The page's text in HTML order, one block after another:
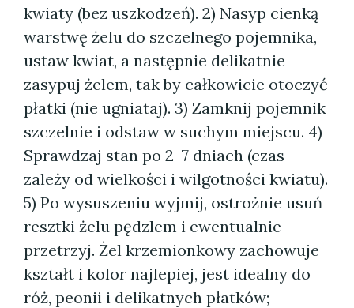
kwiaty (bez uszkodzeń). 2) Nasyp cienką
warstwę żelu do szczelnego pojemnika,
ustaw kwiat, a następnie delikatnie
zasypuj żelem, tak by całkowicie otoczyć
płatki (nie ugniataj). 3) Zamknij pojemnik
szczelnie i odstaw w suchym miejscu. 4)
Sprawdzaj stan po 2–7 dniach (czas
zależy od wielkości i wilgotności kwiatu).
5) Po wysuszeniu wyjmij, ostrożnie usuń
resztki żelu pędzlem i ewentualnie
przetrzyj. Żel krzemionkowy zachowuje
kształt i kolor najlepiej, jest idealny do
róż, peonii i delikatnych płatków;